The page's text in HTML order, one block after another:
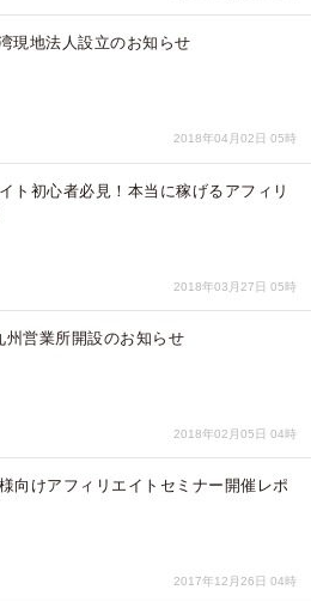
現地法人設立のお知らせ
2018年04月02日 05時
ト初心者必見！本当に稼げるアフィリ
2018年03月27日 05時
州営業所開設のお知らせ
2018年02月05日 04時
向けアフィリエイトセミナー開催レポ
2017年12月26日 04時